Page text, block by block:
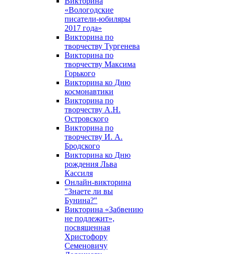
«Вологодские
писатели-юбиляры
2017 года»
Викторина по
творчеству Тургенева
Викторина по
творчеству Максима
Горького
Викторина ко Дню
космонавтики
Викторина по
творчеству А.Н.
Островского
Викторина по
творчеству И. А.
Бродского
Викторина ко Дню
рождения Льва
Кассиля
Онлайн-викторина
"Знаете ли вы
Бунина?"
Викторина «Забвению
не подлежит»,
посвященная
Христофору
Семеновичу